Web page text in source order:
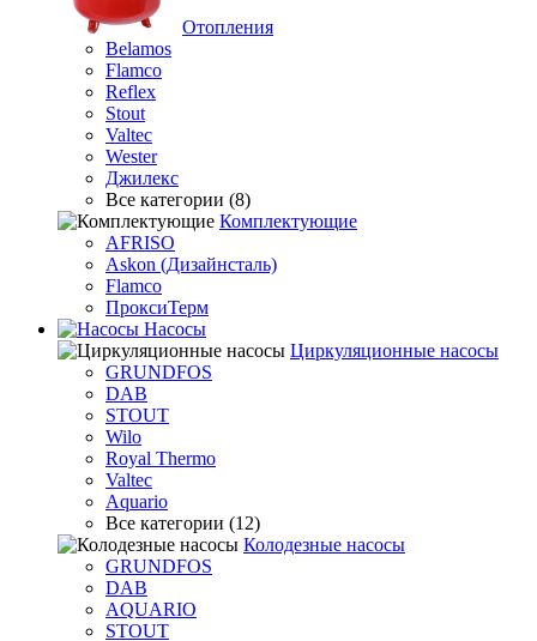
Отопления
Belamos
Flamco
Reflex
Stout
Valtec
Wester
Джилекс
Все категории (8)
Комплектующие
AFRISO
Askon (Дизайнсталь)
Flamco
ПроксиТерм
Насосы
Циркуляционные насосы
GRUNDFOS
DAB
STOUT
Wilo
Royal Thermo
Valtec
Aquario
Все категории (12)
Колодезные насосы
GRUNDFOS
DAB
AQUARIO
STOUT